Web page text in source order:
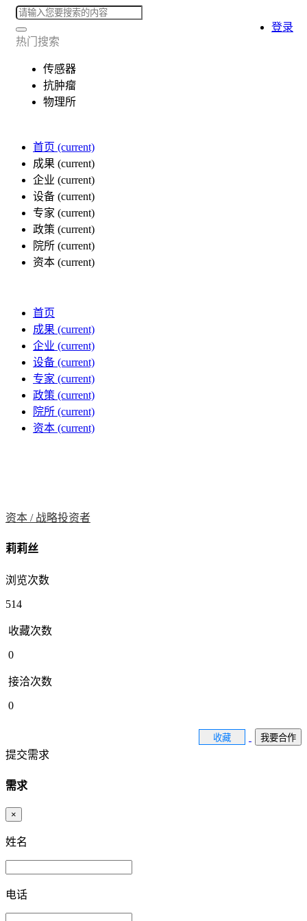
热门搜索
传感器
抗肿瘤
物理所
首页 (current)
成果 (current)
企业 (current)
设备 (current)
专家 (current)
政策 (current)
院所 (current)
资本 (current)
登录
首页
成果 (current)
企业 (current)
设备 (current)
专家 (current)
政策 (current)
院所 (current)
资本 (current)
资本 / 战略投资者
莉莉丝
浏览次数
514
收藏次数
0
接洽次数
0
收藏 我要合作
提交需求
需求
×
姓名
电话